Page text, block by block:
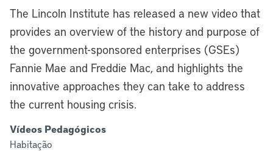
The Lincoln Institute has released a new video that
provides an overview of the history and purpose of
the government-sponsored enterprises (GSEs)
Fannie Mae and Freddie Mac, and highlights the
innovative approaches they can take to address
the current housing crisis.
Vídeos Pedagógicos
Habitação